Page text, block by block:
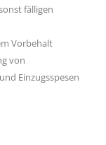
fälligen
Vorbehalt
von
Einzugsspesen